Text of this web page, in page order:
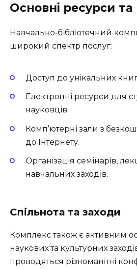
Основні ресурси та
Навчально-бібліотечний
широкий спектр послуг:
Доступ до унікальних
Електронні ресурси для
науковців.
Комп’ютерні зали з
до Інтернету.
Організація семінарів,
навчальних заходів.
Спільнота та заходи
Комплекс також є активним
наукових та культурних
проводяться різноманітні